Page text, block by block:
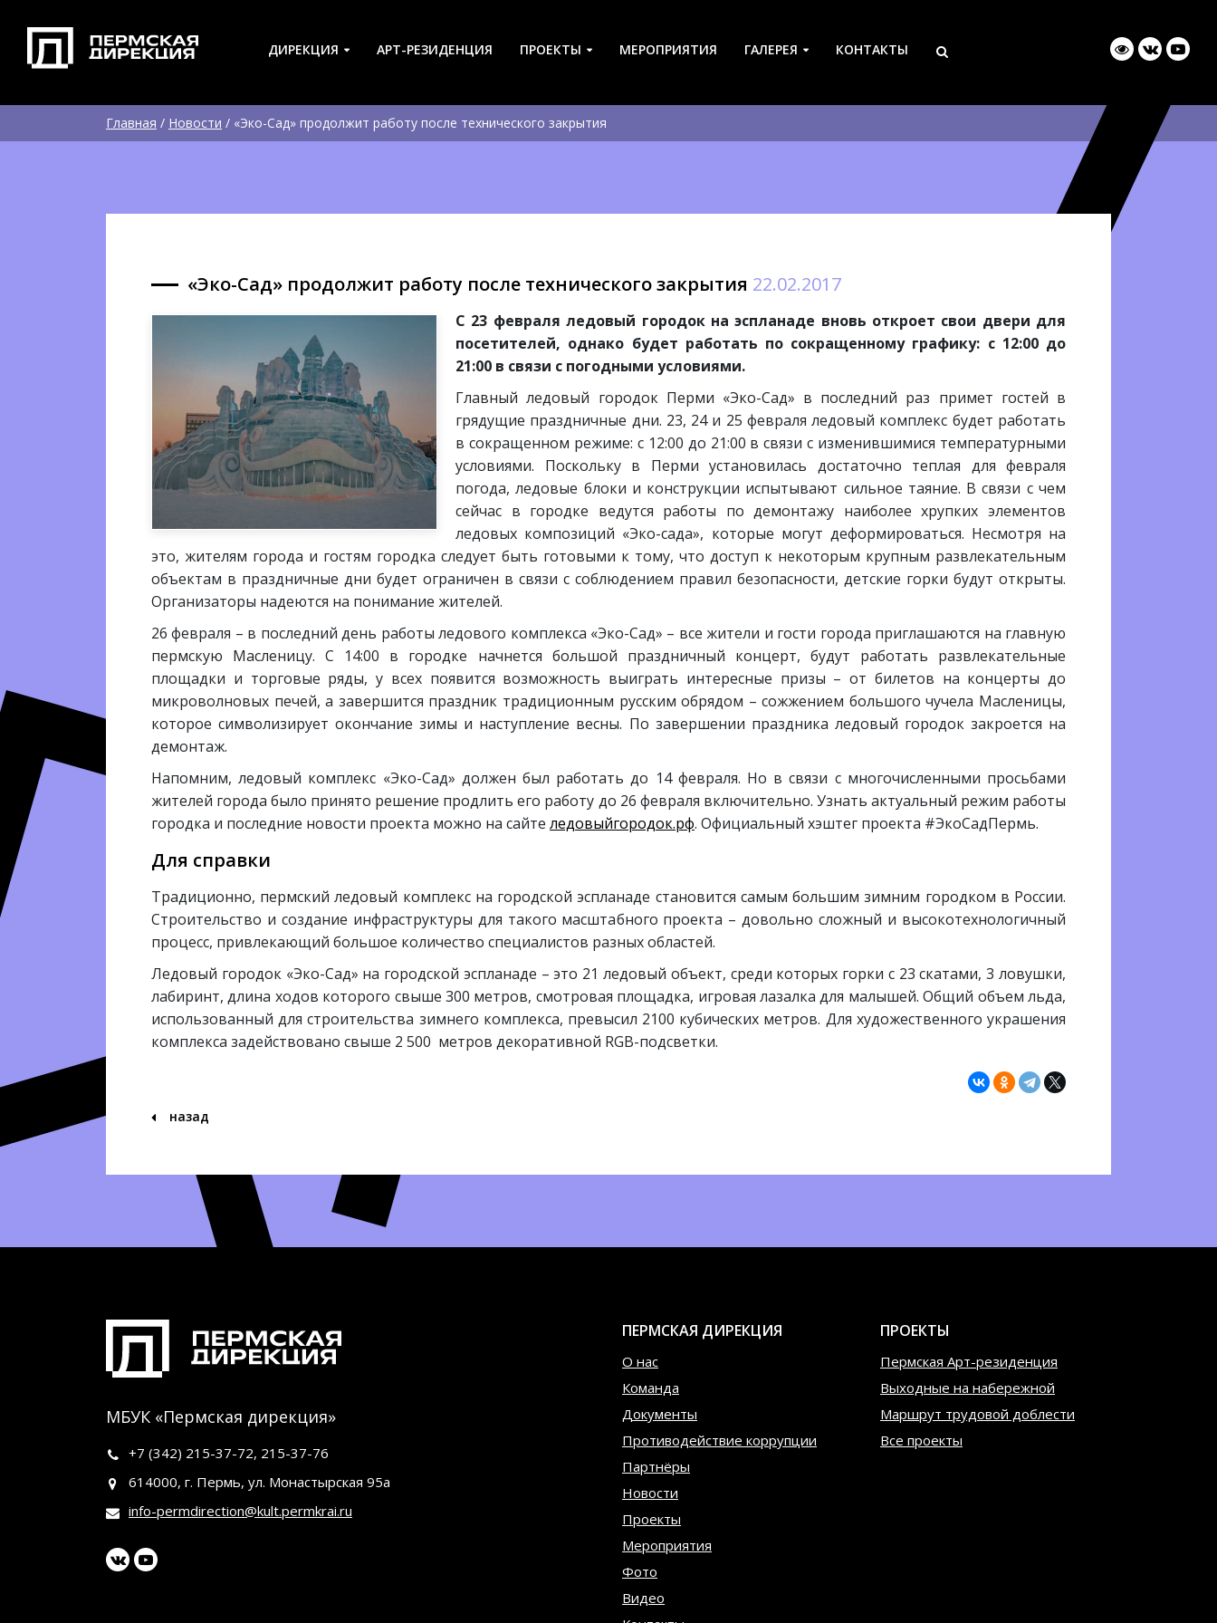
ДИРЕКЦИЯ АРТ-РЕЗИДЕНЦИЯ ПРОЕКТЫ МЕРОПРИЯТИЯ ГАЛЕРЕЯ КОНТАКТЫ
Главная / Новости / «Эко-Сад» продолжит работу после технического закрытия
«Эко-Сад» продолжит работу после технического закрытия 22.02.2017
С 23 февраля ледовый городок на эспланаде вновь откроет свои двери для
посетителей, однако будет работать по сокращенному графику: с 12:00 до
21:00 в связи с погодными условиями.
Главный ледовый городок Перми «Эко-Сад» в последний раз примет гостей в
грядущие праздничные дни. 23, 24 и 25 февраля ледовый комплекс будет работать
в сокращенном режиме: с 12:00 до 21:00 в связи с изменившимися температурными
условиями. Поскольку в Перми установилась достаточно теплая для февраля
погода, ледовые блоки и конструкции испытывают сильное таяние. В связи с чем
сейчас в городке ведутся работы по демонтажу наиболее хрупких элементов
ледовых композиций «Эко-сада», которые могут деформироваться. Несмотря на
это, жителям города и гостям городка следует быть готовыми к тому, что доступ к некоторым крупным развлекательным
объектам в праздничные дни будет ограничен в связи с соблюдением правил безопасности, детские горки будут открыты.
Организаторы надеются на понимание жителей.
26 февраля – в последний день работы ледового комплекса «Эко-Сад» – все жители и гости города приглашаются на главную
пермскую Масленицу. С 14:00 в городке начнется большой праздничный концерт, будут работать развлекательные
площадки и торговые ряды, у всех появится возможность выиграть интересные призы – от билетов на концерты до
микроволновых печей, а завершится праздник традиционным русским обрядом – сожжением большого чучела Масленицы,
которое символизирует окончание зимы и наступление весны. По завершении праздника ледовый городок закроется на
демонтаж.
Напомним, ледовый комплекс «Эко-Сад» должен был работать до 14 февраля. Но в связи с многочисленными просьбами
жителей города было принято решение продлить его работу до 26 февраля включительно. Узнать актуальный режим работы
городка и последние новости проекта можно на сайте ледовыйгородок.рф. Официальный хэштег проекта #ЭкоСадПермь.
Для справки
Традиционно, пермский ледовый комплекс на городской эспланаде становится самым большим зимним городком в России.
Строительство и создание инфраструктуры для такого масштабного проекта – довольно сложный и высокотехнологичный
процесс, привлекающий большое количество специалистов разных областей.
Ледовый городок «Эко-Сад» на городской эспланаде – это 21 ледовый объект, среди которых горки с 23 скатами, 3 ловушки,
лабиринт, длина ходов которого свыше 300 метров, смотровая площадка, игровая лазалка для малышей. Общий объем льда,
использованный для строительства зимнего комплекса, превысил 2100 кубических метров. Для художественного украшения
комплекса задействовано свыше 2 500 метров декоративной RGB-подсветки.
назад
МБУК «Пермская дирекция»
+7 (342) 215-37-72, 215-37-76
614000, г. Пермь, ул. Монастырская 95а
info-permdirection@kult.permkrai.ru
ПЕРМСКАЯ ДИРЕКЦИЯ
О нас
Команда
Документы
Противодействие коррупции
Партнёры
Новости
Проекты
Мероприятия
Фото
Видео
ПРОЕКТЫ
Пермская Арт-резиденция
Выходные на набережной
Маршрут трудовой доблести
Все проекты